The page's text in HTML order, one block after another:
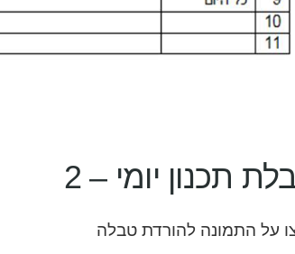
תכנון יומי – 2
על התמונה להורדת טבלה